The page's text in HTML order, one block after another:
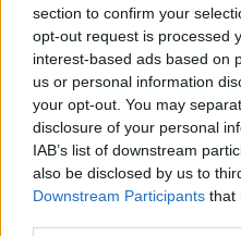
section to confirm your
opt-out request is processed
interest-based ads based on
us or personal information
your opt-out. You may
disclosure of your personal
IAB’s list of downstream
also be disclosed by us to
Downstream Participants that